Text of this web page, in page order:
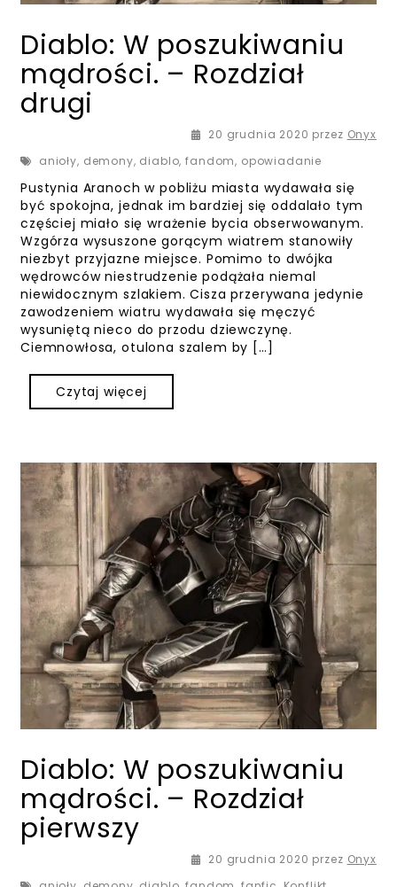
Diablo: W poszukiwaniu
mądrości. – Rozdział
drugi
20 grudnia 2020 przez Onyx
anioły, demony, diablo,fandom, opowiadanie
Pustynia Aranoch w pobliżu miasta wydawała się
być spokojna, jednak im bardziej się oddalało tym
częściej miało się wrażenie bycia obserwowanym.
Wzgórza wysuszone gorącym wiatrem stanowiły
niezbyt przyjazne miejsce. Pomimo to dwójka
wędrowców niestrudzenie podążała niemal
niewidocznym szlakiem. Cisza przerywana jedynie
zawodzeniem wiatru wydawała się męczyć
wysuniętą nieco do przodu dziewczynę.
Ciemnowłosa, otulona szalem by […]
Czytaj więcej
Diablo: W poszukiwaniu
mądrości. – Rozdział
pierwszy
20 grudnia 2020 przez Onyx